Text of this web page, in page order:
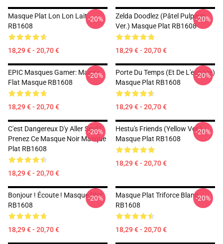
Masque Plat Lon Lon Lait
RB1608
18,29 € - 20,70 €
-20%
Zelda Doodlez (Pâtel Pulpeux
Ver.) Masque Plat RB1608
18,29 € - 20,70 €
-20%
EPIC Masques Gamer: Majora
Flat Masque RB1608
18,29 € - 20,70 €
-20%
Porte Du Temps (et De L'espace)
Masque Plat RB1608
18,29 € - 20,70 €
-20%
C'est Dangereux D'y Aller Seul !
Prenez Ce Masque Noir Masque
Plat RB1608
18,29 € - 20,70 €
-20%
Hestu's Friends (Yellow Ver.)
Masque Plat RB1608
18,29 € - 20,70 €
-20%
Bonjour ! Écoute ! Masque Plat
RB1608
18,29 € - 20,70 €
-20%
Masque Plat Triforce Blanc
RB1608
18,29 € - 20,70 €
-20%